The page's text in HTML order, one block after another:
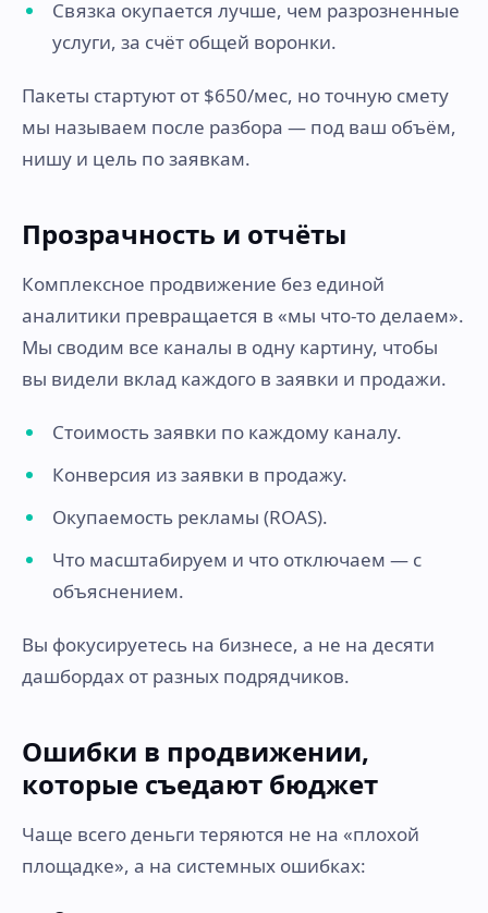
Связка окупается лучше, чем разрозненные
услуги, за счёт общей воронки.
Пакеты стартуют от $650/мес, но точную смету
мы называем после разбора — под ваш объём,
нишу и цель по заявкам.
Прозрачность и отчёты
Комплексное продвижение без единой
аналитики превращается в «мы что-то делаем».
Мы сводим все каналы в одну картину, чтобы
вы видели вклад каждого в заявки и продажи.
Стоимость заявки по каждому каналу.
Конверсия из заявки в продажу.
Окупаемость рекламы (ROAS).
Что масштабируем и что отключаем — с
объяснением.
Вы фокусируетесь на бизнесе, а не на десяти
дашбордах от разных подрядчиков.
Ошибки в продвижении,
которые съедают бюджет
Чаще всего деньги теряются не на «плохой
площадке», а на системных ошибках: